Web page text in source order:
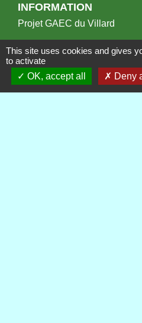
INFORMATION
Projet GAEC du Villard
Publications
This site uses cookies and gives
to activate
OK, accept all
Deny